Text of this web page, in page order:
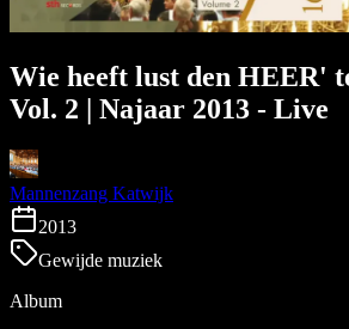
Wie heeft lust den HEER'
Vol. 2 | Najaar 2013 - Live
Mannenzang Katwijk
2013
Gewijde muziek
Album